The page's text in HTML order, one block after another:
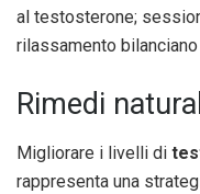
al testosterone;
rilassamento
Rimedi
Migliorare i livelli di
rappresenta una